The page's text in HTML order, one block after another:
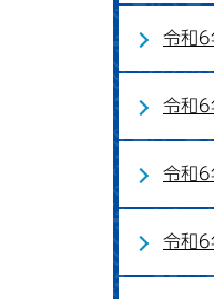
令和6
令和6
令和6
令和6